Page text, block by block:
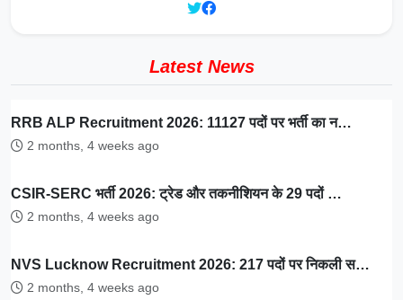
Latest News
RRB ALP Recruitment 2026: 11127 पदों पर भर्ती का न…
2 months, 4 weeks ago
CSIR-SERC भर्ती 2026: ट्रेड और तकनीशियन के 29 पदों …
2 months, 4 weeks ago
NVS Lucknow Recruitment 2026: 217 पदों पर निकली स…
2 months, 4 weeks ago